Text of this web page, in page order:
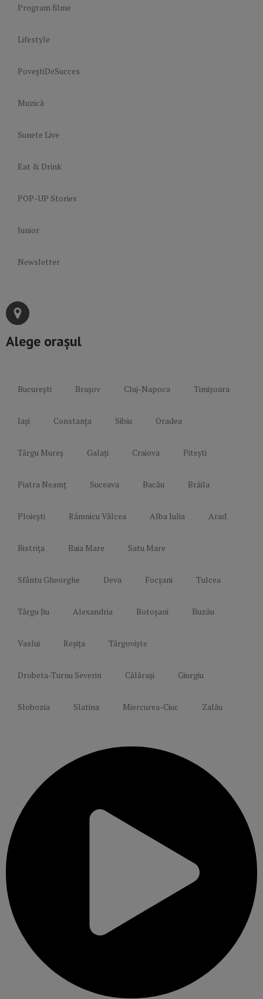
Program filme
Lifestyle
PoveștiDeSucces
Muzică
Sunete Live
Eat & Drink
POP-UP Stories
Junior
Newsletter
Alege orașul
București Brașov Cluj-Napoca Timișoara
Iași Constanța Sibiu Oradea
Târgu Mureș Galați Craiova Pitești
Piatra Neamț Suceava Bacău Brăila
Ploiești Râmnicu Vâlcea Alba Iulia Arad
Bistrița Baia Mare Satu Mare
Sfântu Gheorghe Deva Focșani Tulcea
Târgu Jiu Alexandria Botoșani Buzău
Vaslui Reșița Târgoviște
Drobeta-Turnu Severin Călărași Giurgiu
Slobozia Slatina Miercurea-Ciuc Zalău